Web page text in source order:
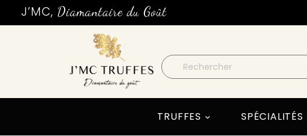
J’MC, Diamantaire du Goût

TRUFFES